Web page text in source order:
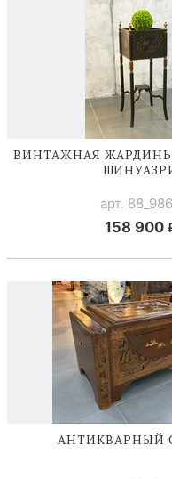
ВИНТАЖНАЯ
арт.
158 900
АНТИКВАРНЫЙ